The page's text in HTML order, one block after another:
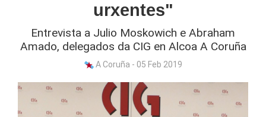
urxentes"
Entrevista a Julio Moskowich e Abraham
Amado, delegados da CIG en Alcoa A Coruña
A Coruña - 05 Feb 2019